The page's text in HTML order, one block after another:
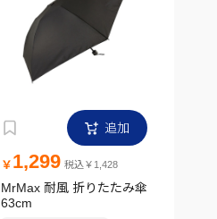
追加
￥ 1,299 税込￥1,428
MrMax 耐風 折りたたみ傘
63cm